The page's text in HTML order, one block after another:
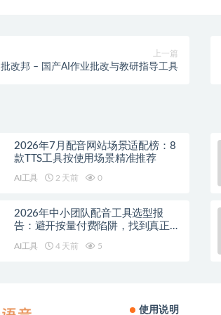
上一篇
批改邦 – 国产AI作业批改与教研指导工具
2026年7月配音网站场景适配榜：8
款TTS工具按使用场景精准推荐
AI工具 2 天前 0
2026年中小团队配音工具选型报
告：避开按量付费陷阱，找到真正的
AI工具 4 天前 5
使用说明